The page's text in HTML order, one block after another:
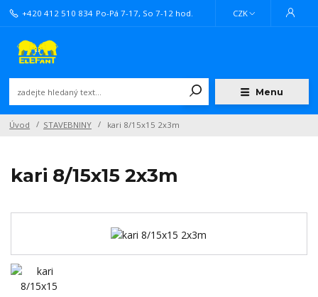
Menu
CZK
+420 412 510 834 Po-Pá 7-17, So 7-12 hod.
Úvod STAVEBNINY kari 8/15x15 2x3m
kari 8/15x15 2x3m